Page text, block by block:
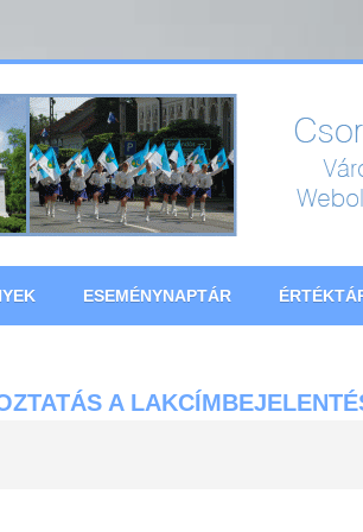
ESEMÉNYNAPTÁR
A